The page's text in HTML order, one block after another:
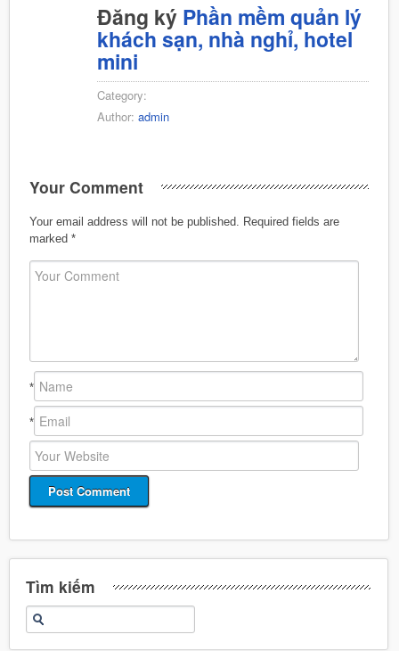
Đăng ký Phần mềm quản lý
khách sạn, nhà nghỉ, hotel
mini
Category:
Author: admin
Your Comment
Your email address will not be published.
Required fields are
marked *
*
*
Tìm kiếm